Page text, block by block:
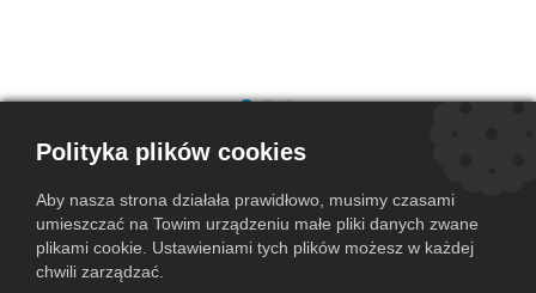
Torba Dicota TopTraveller Business
(0 przegląd)
Torba DICOTA TopTraveller Business Laptop to funkcjonalne i
eleganckie rozwiązanie dla osób, które potrzebują wygodnej torby
Polityka plików cookies
Aby nasza strona działała prawidłowo, musimy czasami
umieszczać na Towim urządzeniu małe pliki danych zwane
plikami cookie. Ustawieniami tych plików możesz w każdej
chwili zarządzać.